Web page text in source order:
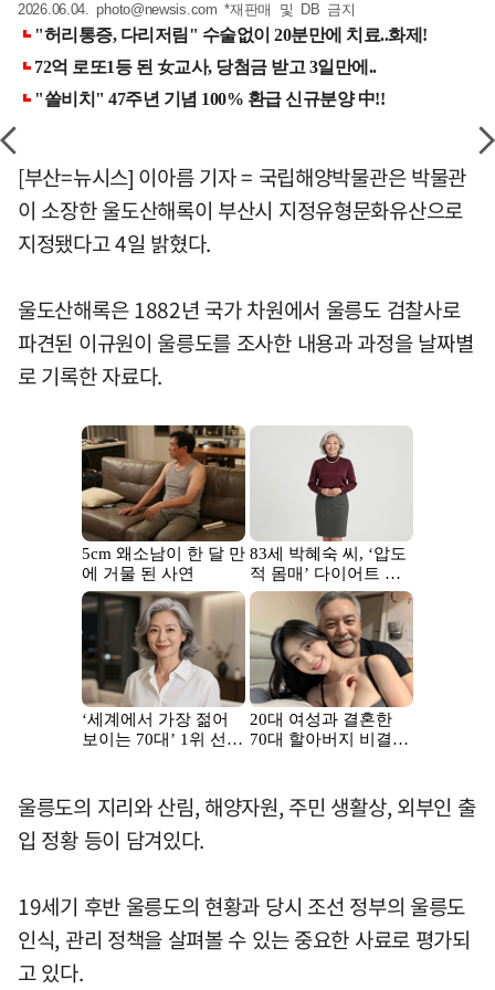
2026.06.04.photo@newsis.com *재판매 및 DB 금지
[부산=뉴시스] 이아름 기자 = 국립해양박물관은 박물관
이 소장한 울도산해록이 부산시 지정유형문화유산으로
지정됐다고 4일 밝혔다.
울도산해록은 1882년 국가 차원에서 울릉도 검찰사로
파견된 이규원이 울릉도를 조사한 내용과 과정을 날짜별
로 기록한 자료다.
울릉도의 지리와 산림, 해양자원, 주민 생활상, 외부인 출
입 정황 등이 담겨있다.
19세기 후반 울릉도의 현황과 당시 조선 정부의 울릉도
인식, 관리 정책을 살펴볼 수 있는 중요한 사료로 평가되
고 있다.